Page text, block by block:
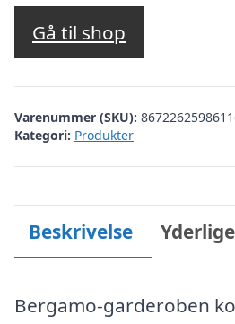
Gå til shop
Varenummer (SKU):
Kategori: Produkter
Beskrivelse
Bergamo-garderoben